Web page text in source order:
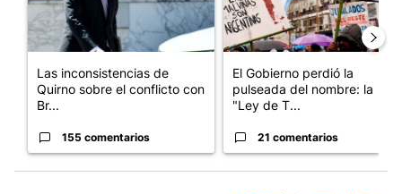
Las inconsistencias de
Quirno sobre el conflicto con
Br...
155 comentarios
El Gobierno perdió la
pulseada del nombre: la
"Ley de T...
21 comentarios